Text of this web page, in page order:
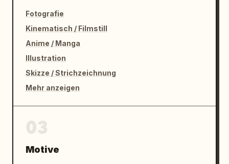
Fotografie
Kinematisch / Filmstill
Anime / Manga
Illustration
Skizze / Strichzeichnung
Mehr anzeigen
Motive